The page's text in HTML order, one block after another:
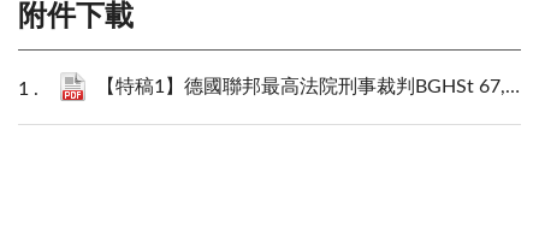
附件下載
【特稿1】德國聯邦最高法院刑事裁判BGHSt 67, 29-EncroChat資料之證據能力_王士帆.pdf